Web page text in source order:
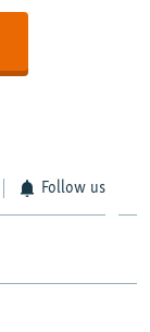
Follow us